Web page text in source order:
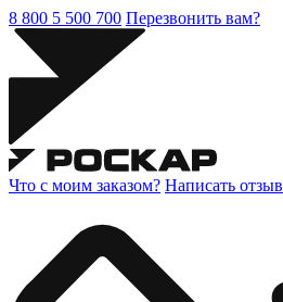
8 800 5 500 700 Перезвонить вам?
Что с моим заказом? Написать отзыв